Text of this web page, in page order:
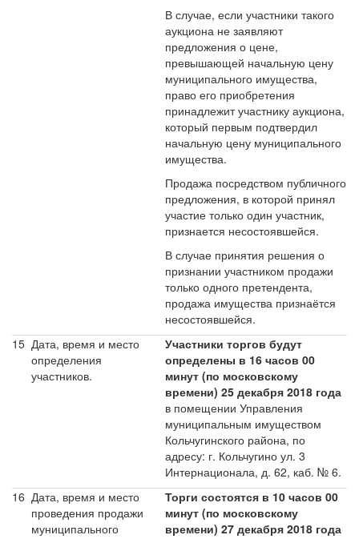
В случае, если участники такого
аукциона не заявляют
предложения о цене,
превышающей начальную цену
муниципального имущества,
право его приобретения
принадлежит участнику аукциона,
который первым подтвердил
начальную цену муниципального
имущества.
Продажа посредством публичного
предложения, в которой принял
участие только один участник,
признается несостоявшейся.
В случае принятия решения о
признании участником продажи
только одного претендента,
продажа имущества признаётся
несостоявшейся.
15 Дата, время и место
определения
участников.
Участники торгов будут
определены в 16 часов 00
минут (по московскому
времени) 25 декабря 2018 года
в помещении Управления
муниципальным имуществом
Кольчугинского района, по
адресу: г. Кольчугино ул. 3
Интернационала, д. 62, каб. № 6.
16 Дата, время и место
проведения продажи
муниципального
Торги состоятся в 10 часов 00
минут (по московскому
времени) 27 декабря 2018 года